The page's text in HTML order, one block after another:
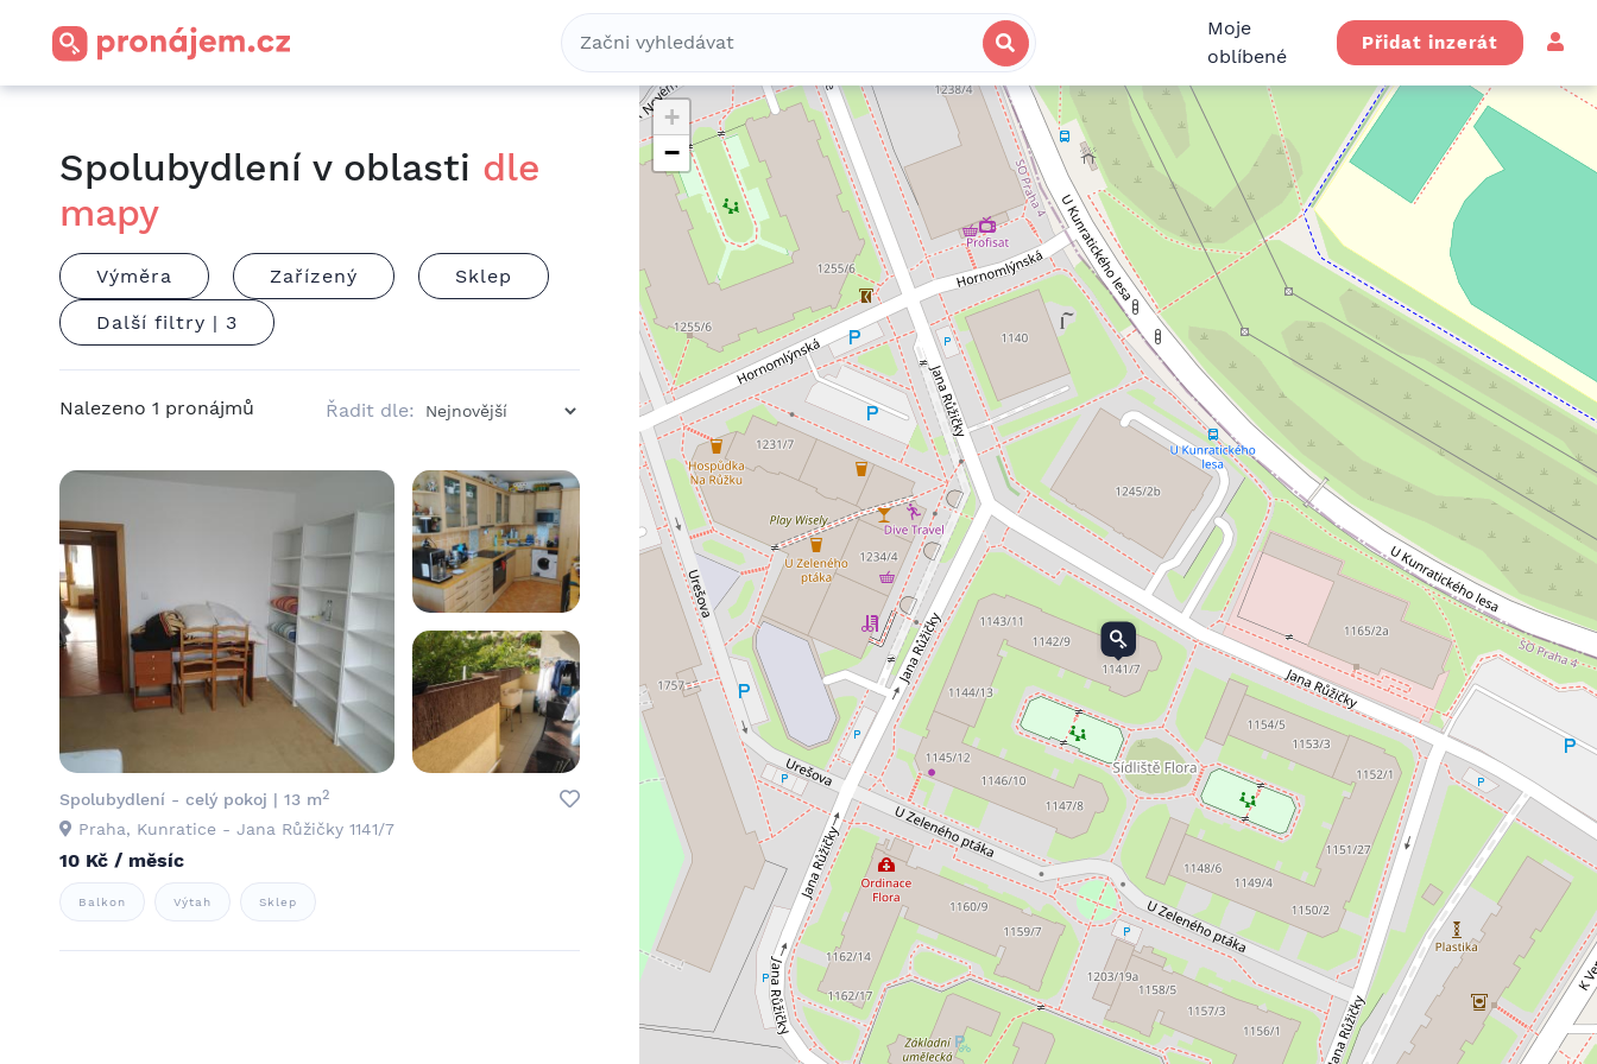
Komerční
Moje
oblíbené
Přidat inzerát
+
−
Spolubydlení v oblasti dle
mapy
Výměra Zařízený Sklep
Další filtry | 3
Nalezeno 1 pronájmů Řadit dle:
Spolubydlení - celý pokoj | 13 m2
Praha, Kunratice - Jana Růžičky 1141/7
10 Kč / měsíc
Balkon Výtah Sklep